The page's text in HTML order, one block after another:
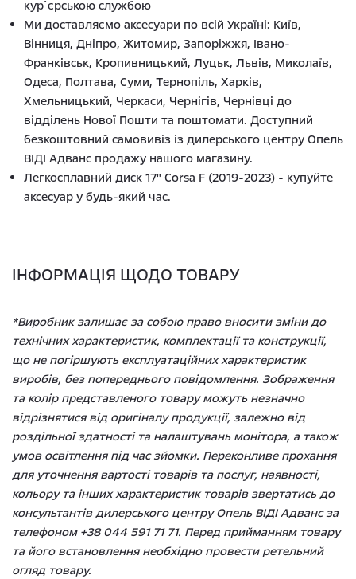
кур`єрською службою
Ми доставляємо аксесуари по всій Україні: Київ,
Вінниця, Дніпро, Житомир, Запоріжжя, Івано-
Франківськ, Кропивницький, Луцьк, Львів, Миколаїв,
Одеса, Полтава, Суми, Тернопіль, Харків,
Хмельницький, Черкаси, Чернігів, Чернівці до
відділень Нової Пошти та поштомати. Доступний
безкоштовний самовивіз із дилерського центру Опель
ВІДІ Адванс продажу нашого магазину.
Легкосплавний диск 17" Corsa F (2019-2023) - купуйте
аксесуар у будь-який час.
ІНФОРМАЦІЯ ЩОДО ТОВАРУ
*Виробник залишає за собою право вносити зміни до
технічних характеристик, комплектації та конструкції,
що не погіршують експлуатаційних характеристик
виробів, без попереднього повідомлення. Зображення
та колір представленого товару можуть незначно
відрізнятися від оригіналу продукції, залежно від
роздільної здатності та налаштувань монітора, а також
умов освітлення під час зйомки. Переконливе прохання
для уточнення вартості товарів та послуг, наявності,
кольору та інших характеристик товарів звертатись до
консультантів дилерського центру Опель ВІДІ Адванс за
телефоном +38 044 591 71 71. Перед прийманням товару
та його встановлення необхідно провести ретельний
огляд товару.